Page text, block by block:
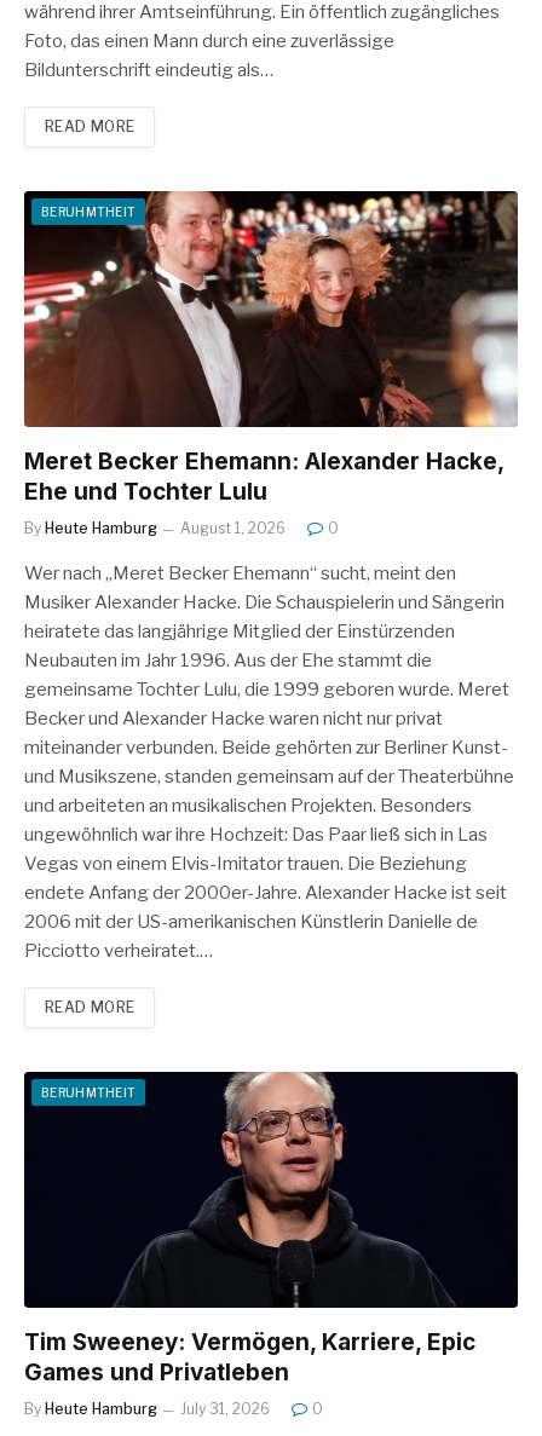
während ihrer Amtseinführung. Ein öffentlich zugängliches
Foto, das einen Mann durch eine zuverlässige
Bildunterschrift eindeutig als…
READ MORE
BERUHMTHEIT
Meret Becker Ehemann: Alexander Hacke,
Ehe und Tochter Lulu
By Heute Hamburg August 1, 2026 0
Wer nach „Meret Becker Ehemann“ sucht, meint den
Musiker Alexander Hacke. Die Schauspielerin und Sängerin
heiratete das langjährige Mitglied der Einstürzenden
Neubauten im Jahr 1996. Aus der Ehe stammt die
gemeinsame Tochter Lulu, die 1999 geboren wurde. Meret
Becker und Alexander Hacke waren nicht nur privat
miteinander verbunden. Beide gehörten zur Berliner Kunst-
und Musikszene, standen gemeinsam auf der Theaterbühne
und arbeiteten an musikalischen Projekten. Besonders
ungewöhnlich war ihre Hochzeit: Das Paar ließ sich in Las
Vegas von einem Elvis-Imitator trauen. Die Beziehung
endete Anfang der 2000er-Jahre. Alexander Hacke ist seit
2006 mit der US-amerikanischen Künstlerin Danielle de
Picciotto verheiratet.…
READ MORE
BERUHMTHEIT
Tim Sweeney: Vermögen, Karriere, Epic
Games und Privatleben
By Heute Hamburg July 31, 2026 0